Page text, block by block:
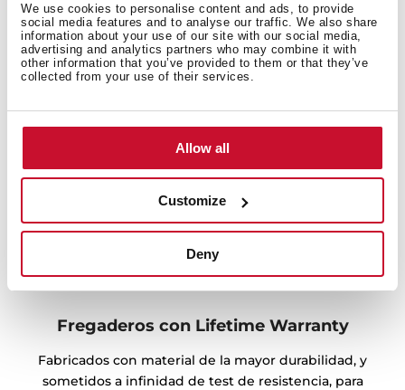
We use cookies to personalise content and ads, to provide
social media features and to analyse our traffic. We also share
information about your use of our site with our social media,
advertising and analytics partners who may combine it with
other information that you’ve provided to them or that they’ve
collected from your use of their services.
Allow all
Customize
Deny
garantizando comodidad durante todo el día.
Fregaderos con Lifetime Warranty
Fabricados con material de la mayor durabilidad, y
sometidos a infinidad de test de resistencia, para